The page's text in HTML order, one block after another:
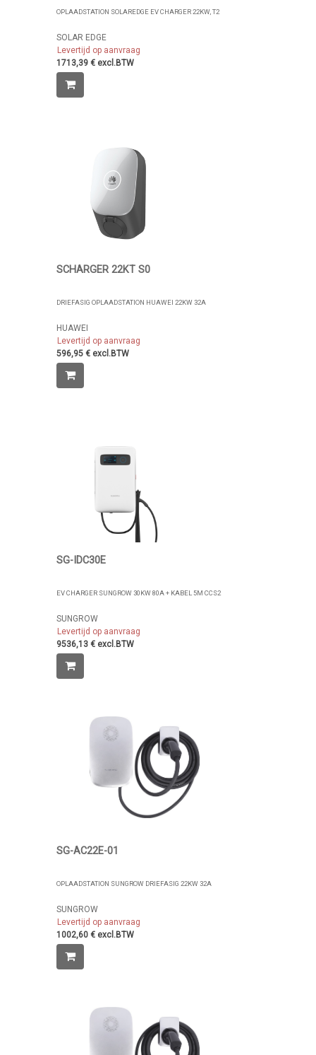
OPLAADSTATION SOLAREDGE EV CHARGER 22KW, T2
SOLAR EDGE
Levertijd op aanvraag
1713,39 € excl.BTW
SCHARGER 22KT S0
DRIEFASIG OPLAADSTATION HUAWEI 22KW 32A
HUAWEI
Levertijd op aanvraag
596,95 € excl.BTW
SG-IDC30E
EV CHARGER SUNGROW 30KW 80A + KABEL 5M CCS2
SUNGROW
Levertijd op aanvraag
9536,13 € excl.BTW
SG-AC22E-01
OPLAADSTATION SUNGROW DRIEFASIG 22KW 32A
SUNGROW
Levertijd op aanvraag
1002,60 € excl.BTW